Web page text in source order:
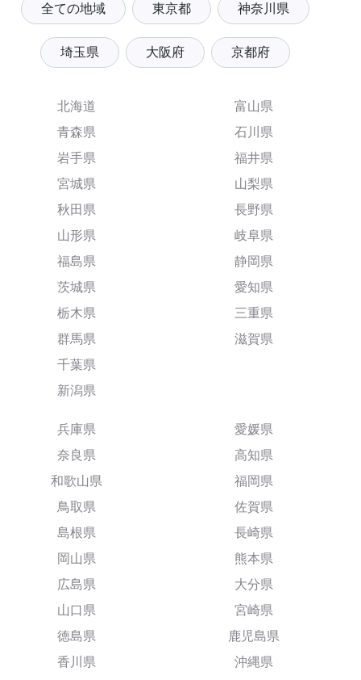
全ての地域 東京都 神奈川県
埼玉県 大阪府 京都府
北海道
青森県
岩手県
宮城県
秋田県
山形県
福島県
茨城県
栃木県
群馬県
千葉県
新潟県
富山県
石川県
福井県
山梨県
長野県
岐阜県
静岡県
愛知県
三重県
滋賀県
兵庫県
奈良県
和歌山県
鳥取県
島根県
岡山県
広島県
山口県
徳島県
香川県
愛媛県
高知県
福岡県
佐賀県
長崎県
熊本県
大分県
宮崎県
鹿児島県
沖縄県